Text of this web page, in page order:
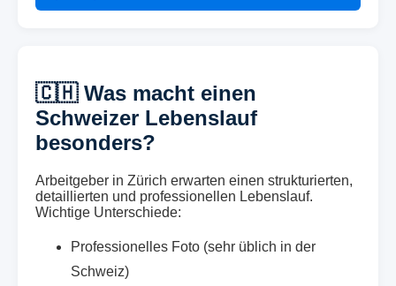
🇨🇭 Was macht einen
Schweizer Lebenslauf
besonders?
Arbeitgeber in Zürich erwarten einen strukturierten,
detaillierten und professionellen Lebenslauf.
Wichtige Unterschiede:
Professionelles Foto (sehr üblich in der
Schweiz)